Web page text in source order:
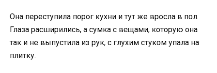
Она переступила порог кухни и тут же вросла в пол.
Глаза расширились, а сумка с вещами, которую она
так и не выпустила из рук, с глухим стуком упала на
плитку.